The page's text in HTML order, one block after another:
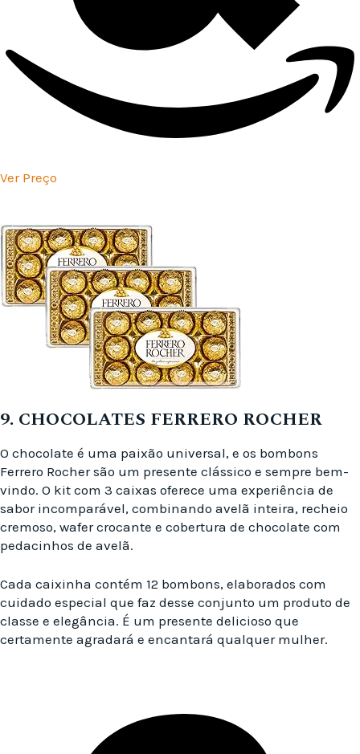
Ver Preço
9. CHOCOLATES FERRERO ROCHER
O chocolate é uma paixão universal, e os bombons
Ferrero Rocher são um presente clássico e sempre bem-
vindo. O kit com 3 caixas oferece uma experiência de
sabor incomparável, combinando avelã inteira, recheio
cremoso, wafer crocante e cobertura de chocolate com
pedacinhos de avelã.
Cada caixinha contém 12 bombons, elaborados com
cuidado especial que faz desse conjunto um produto de
classe e elegância. É um presente delicioso que
certamente agradará e encantará qualquer mulher.